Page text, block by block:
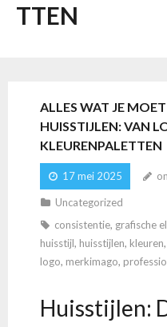
TTEN
ALLES WAT JE
HUISSTIJLEN: VAN
KLEURENPALETTEN
17 mei 2025
Uncategorized
consistentie, grafische
huisstijl, huisstijlen, kleuren,
logo, merkimago,
Huisstijlen: